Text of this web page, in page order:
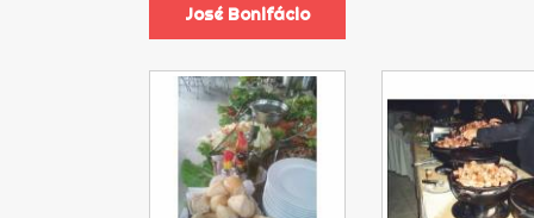
José Bonifácio